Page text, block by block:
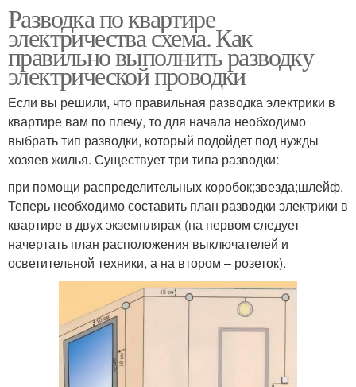
Разводка по квартире
электричества схема. Как
правильно выполнить разводку
электрической проводки
Если вы решили, что правильная разводка электрики в
квартире вам по плечу, то для начала необходимо
выбрать тип разводки, который подойдет под нужды
хозяев жилья. Существует три типа разводки:
при помощи распределительных коробок;звезда;шлейф.
Теперь необходимо составить план разводки электрики в
квартире в двух экземплярах (на первом следует
начертать план расположения выключателей и
осветительной техники, а на втором – розеток).